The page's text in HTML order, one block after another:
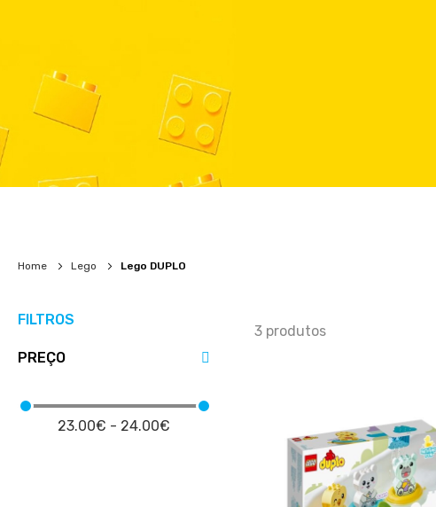
Home Lego Lego DUPLO
3 produtos
FILTROS
PREÇO
23.00€ - 24.00€